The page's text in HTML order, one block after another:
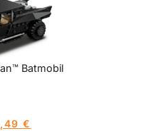
Batmobil
€